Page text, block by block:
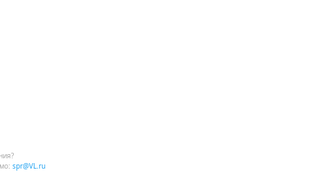
spr@VL.ru